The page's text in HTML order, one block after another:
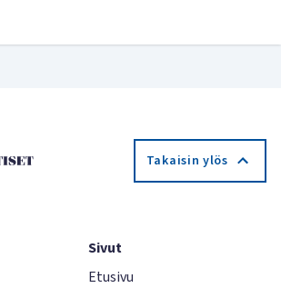
Takaisin ylös
Sivut
Etusivu